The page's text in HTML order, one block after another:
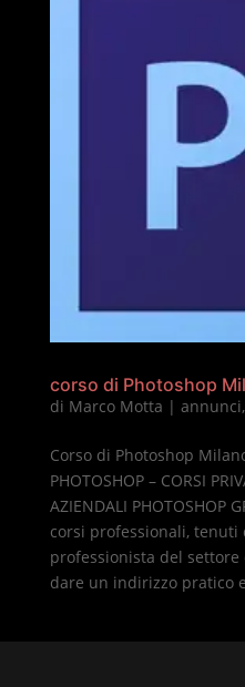
corso di Photoshop
di Marco Motta | annunci,
Corso di Photoshop
PHOTOSHOP – CORSI
AZIENDALI PHOTOSHOP
corsi professionali, tenuti
professionista del
dare un indirizzo pratico